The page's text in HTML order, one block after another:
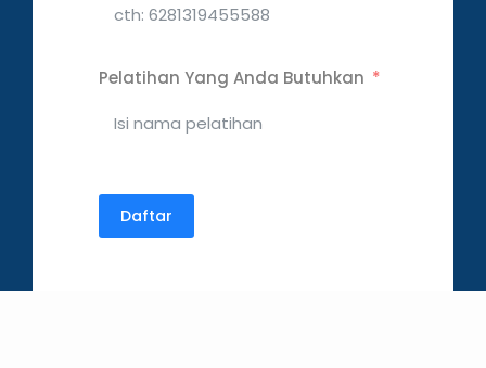
Pelatihan Yang Anda Butuhkan
Daftar